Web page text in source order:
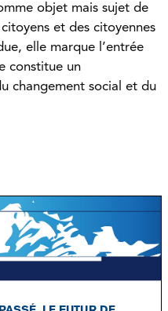
objet mais sujet de
et des citoyennes
elle marque l’entrée
constitue un
changement social et du